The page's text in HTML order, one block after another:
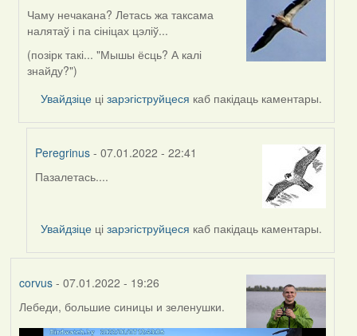
In
reply
to
by
Чаму нечакана? Летась жа таксама
налятаў і па сініцах цэліў...
(позірк такі... "Мышы ёсць? А калі
знайду?")
Увайдзіце цізарэгіструйцеся каб пакідаць каментары.
Peregrinus - 07.01.2022 - 22:41
In
by
Lighty
Пазалетась....
Увайдзіце цізарэгіструйцеся каб пакідаць каментары.
corvus- 07.01.2022 - 19:26
Лебеди, большие синицы и зеленушки.